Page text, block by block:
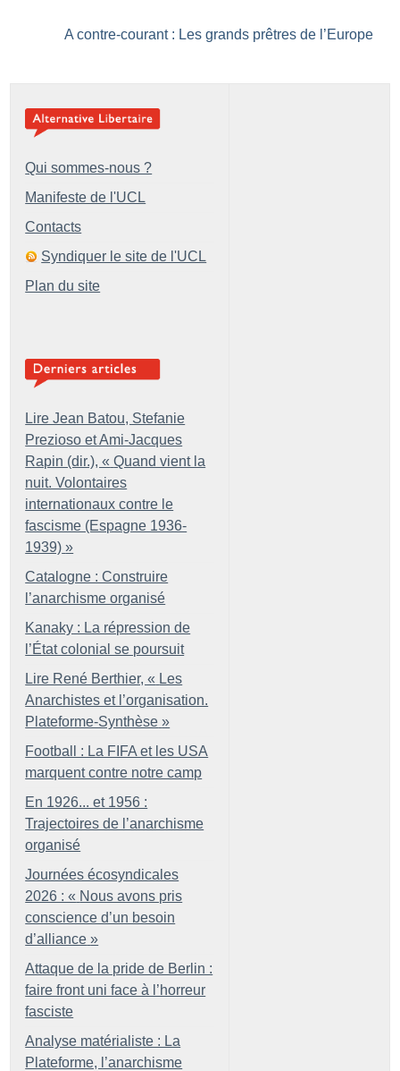
A contre-courant : Les grands prêtres de l’Europe
Qui sommes-nous ?
Manifeste de l'UCL
Contacts
Syndiquer le site de l'UCL
Plan du site
Lire Jean Batou, Stefanie
Prezioso et Ami-Jacques
Rapin (dir.), « Quand vient la
nuit. Volontaires
internationaux contre le
fascisme (Espagne 1936-
1939) »
Catalogne : Construire
l’anarchisme organisé
Kanaky : La répression de
l’État colonial se poursuit
Lire René Berthier, « Les
Anarchistes et l’organisation.
Plateforme-Synthèse »
Football : La FIFA et les USA
marquent contre notre camp
En 1926... et 1956 :
Trajectoires de l’anarchisme
organisé
Journées écosyndicales
2026 : « Nous avons pris
conscience d’un besoin
d’alliance »
Attaque de la pride de Berlin :
faire front uni face à l’horreur
fasciste
Analyse matérialiste : La
Plateforme, l’anarchisme